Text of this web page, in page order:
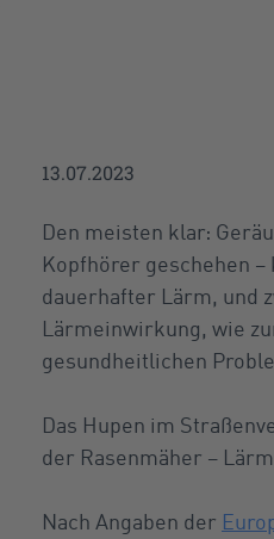
13.07.2023
Den meisten klar:
Kopfhörer geschehen
dauerhafter Lärm, und
Lärmeinwirkung, wie
gesundheitlichen
Das Hupen im
der Rasenmäher –
Nach Angaben der